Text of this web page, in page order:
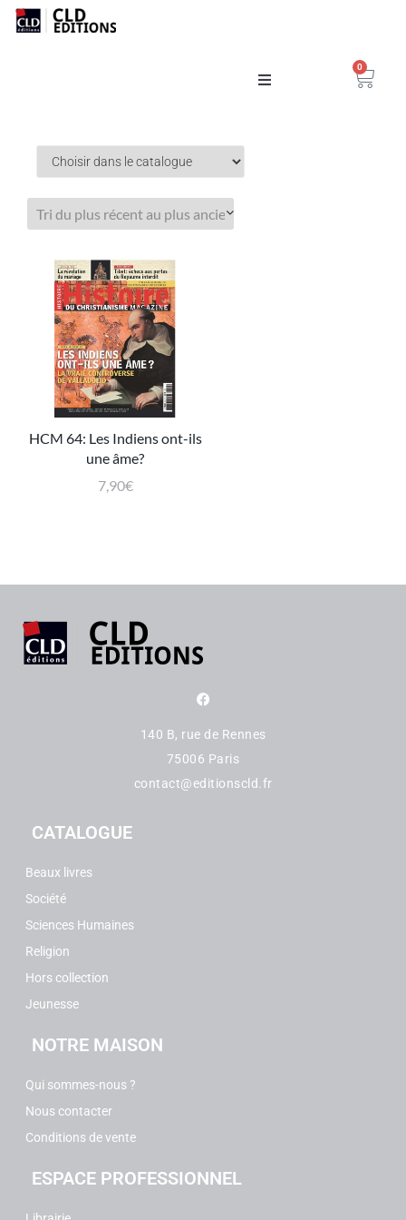
La Maison
0
HCM 64: Les Indiens ont-ils
une âme?
7,90€
140 B, rue de Rennes
75006 Paris
contact@editionscld.fr
CATALOGUE
Beaux livres
Société
Sciences Humaines
Religion
Hors collection
Jeunesse
NOTRE MAISON
Qui sommes-nous ?
Nous contacter
Conditions de vente
ESPACE PROFESSIONNEL